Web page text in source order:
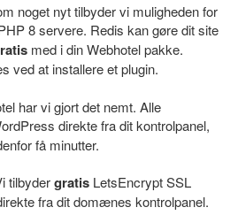
noget nyt tilbyder vi muligheden for
8 servere. Redis kan gøre dit site
med i din Webhotel pakke.
ved at installere et plugin.
har vi gjort det nemt. Alle
direkte fra dit kontrolpanel,
få minutter.
tilbydergratis LetsEncrypt SSL
fra dit domænes kontrolpanel.